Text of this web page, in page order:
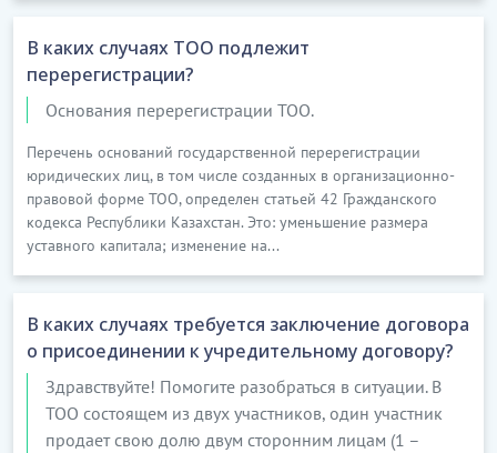
…………………………
[Скрытый текст. Полная версия доступна после
В каких случаях ТОО подлежит
перерегистрации?
Основания перерегистрации ТОО.
Перечень оснований государственной перерегистрации
юридических лиц, в том числе созданных в организационно-
правовой форме ТОО, определен статьей 42 Гражданского
кодекса Республики Казахстан. Это: уменьшение размера
уставного капитала; изменение на...
В каких случаях требуется заключение договора
о присоединении к учредительному договору?
Здравствуйте! Помогите разобраться в ситуации. В
ТОО состоящем из двух участников, один участник
продает свою долю двум сторонним лицам (1 –